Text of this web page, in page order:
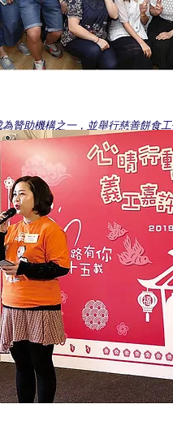
贊助機構之一，並舉行慈善餅食
小姐及奇華餅家的代表一起大合照